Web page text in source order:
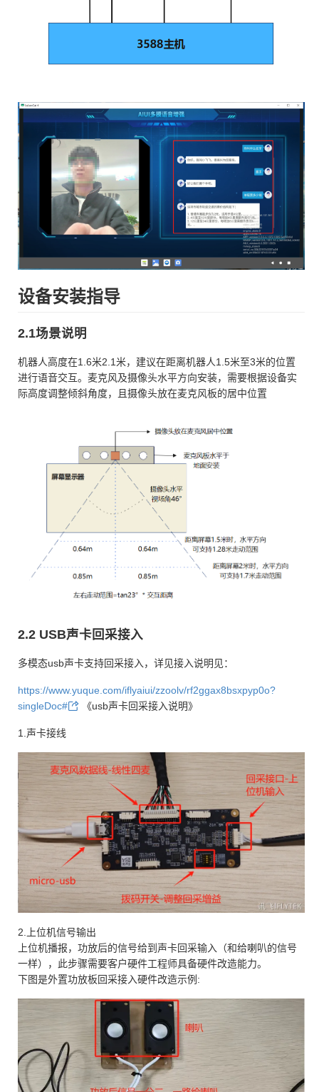
设备安装指导
2.1场景说明
机器人高度在1.6米2.1米，建议在距离机器人1.5米至3米的位置
进行语音交互。麦克风及摄像头水平方向安装，需要根据设备实
际高度调整倾斜角度，且摄像头放在麦克风板的居中位置
2.2 USB声卡回采接入
多模态usb声卡支持回采接入，详见接入说明见：
https://www.yuque.com/iflyaiui/zzoolv/rf2ggax8bsxpyp0o?
singleDoc#
《usb声卡回采接入说明》
1.声卡接线
2.上位机信号输出
上位机播报，功放后的信号给到声卡回采输入（和给喇叭的信号
一样），此步骤需要客户硬件工程师具备硬件改造能力。
下图是外置功放板回采接入硬件改造示例: